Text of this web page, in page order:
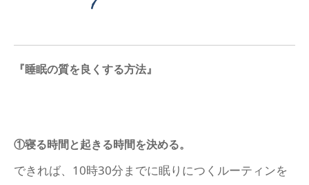
『睡眠の質を良くする方法』
①寝る時間と起きる時間を決める。
できれば、10時30分までに眠りにつくルーティンを